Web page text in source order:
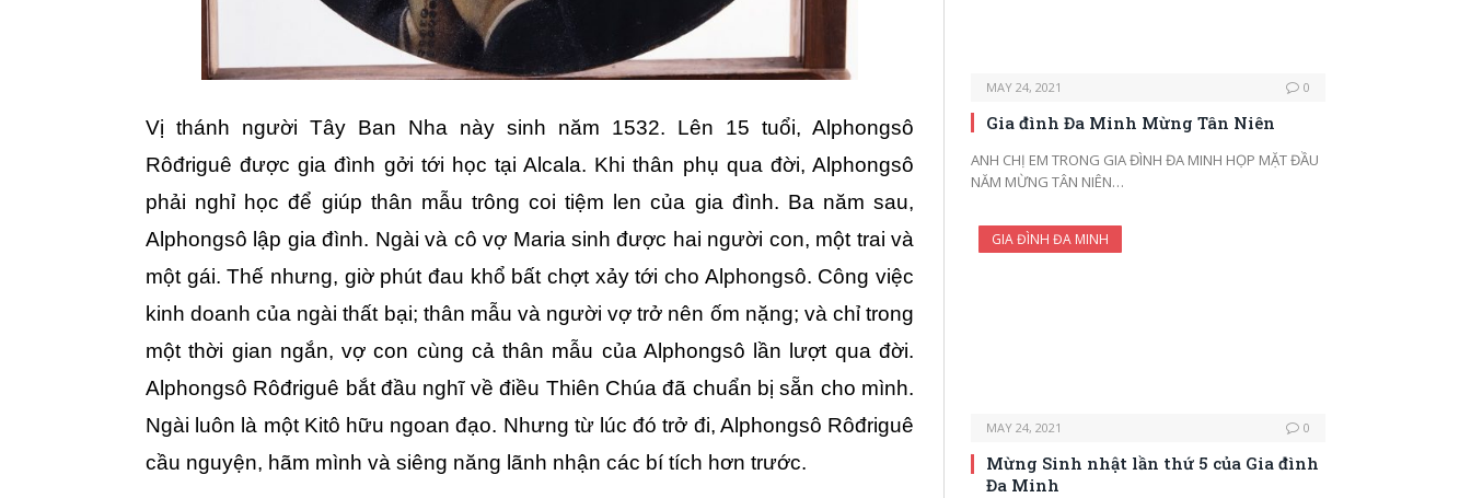
Vị thánh người Tây Ban Nha này sinh năm 1532. Lên 15 tuổi, Alphongsô
Rôđriguê được gia đình gởi tới học tại Alcala. Khi thân phụ qua đời, Alphongsô
phải nghỉ học để giúp thân mẫu trông coi tiệm len của gia đình. Ba năm sau,
Alphongsô lập gia đình. Ngài và cô vợ Maria sinh được hai người con, một trai và
một gái. Thế nhưng, giờ phút đau khổ bất chợt xảy tới cho Alphongsô. Công việc
kinh doanh của ngài thất bại; thân mẫu và người vợ trở nên ốm nặng; và chỉ trong
một thời gian ngắn, vợ con cùng cả thân mẫu của Alphongsô lần lượt qua đời.
Alphongsô Rôđriguê bắt đầu nghĩ về điều Thiên Chúa đã chuẩn bị sẵn cho mình.
Ngài luôn là một Kitô hữu ngoan đạo. Nhưng từ lúc đó trở đi, Alphongsô Rôđriguê
cầu nguyện, hãm mình và siêng năng lãnh nhận các bí tích hơn trước.
MAY 24, 2021 0
Gia đình Đa Minh Mừng Tân Niên
ANH CHỊ EM TRONG GIA ĐÌNH ĐA MINH HỌP MẶT ĐẦU
NĂM MỪNG TÂN NIÊN…
GIA ĐÌNH ĐA MINH
MAY 24, 2021 0
Mừng Sinh nhật lần thứ 5 của Gia đình
Đa Minh